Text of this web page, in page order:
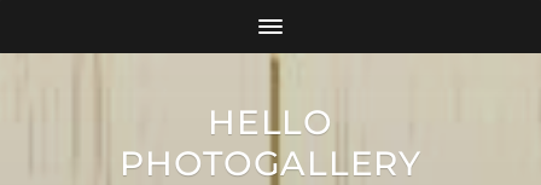
HELLO
PHOTOGALLERY